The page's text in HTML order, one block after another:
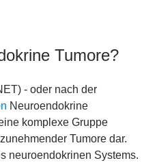
Tumore?
- oder nach der
Neuroendokrine
komplexe Gruppe
Tumore dar.
neuroendokrinen Systems.